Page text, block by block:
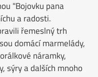
"Bojovku pana
a radosti.
řemeslný trh
domácí marmelády,
náramky,
sýry a dalších mnoho